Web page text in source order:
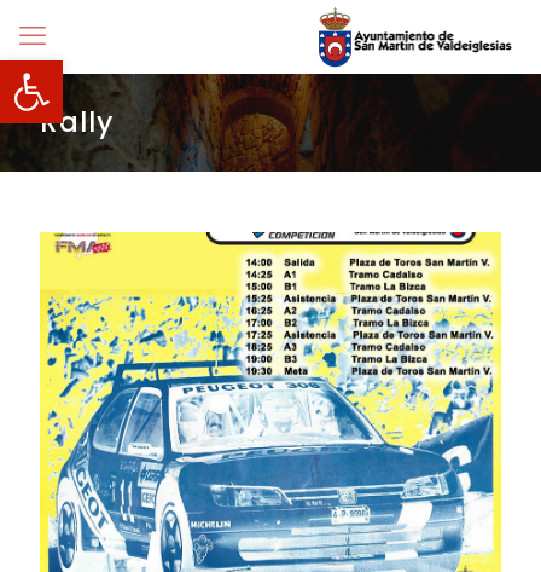
Abrir barra de herramientas
Rally